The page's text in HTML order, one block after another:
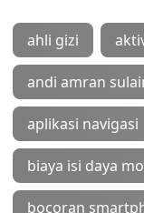
ahli gizi
andi amran
aplikasi navigasi
biaya isi daya
bocoran